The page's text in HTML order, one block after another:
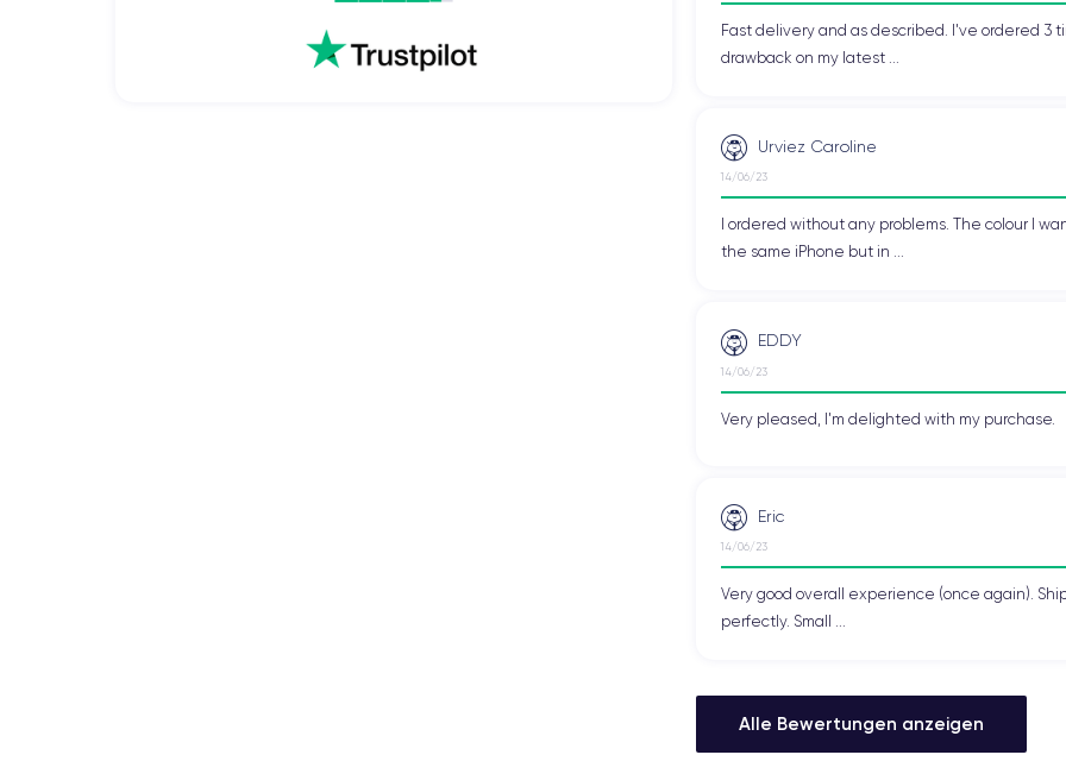
Fast delivery and as described. I've ordered 3
drawback on my latest ...
Urviez Caroline
14/06/23
I ordered without any problems. The colour I
the same iPhone but in ...
EDDY
14/06/23
Very pleased, I'm delighted with my purchase.
Eric
14/06/23
Very good overall experience (once again).
perfectly. Small ...
Alle Bewertungen anzeigen